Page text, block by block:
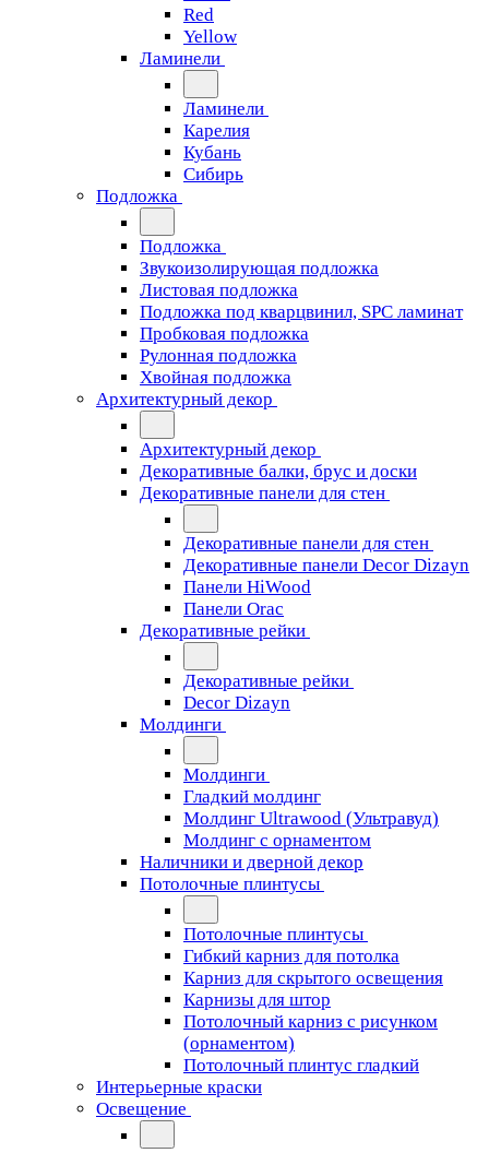
Red
Yellow
Ламинели
Ламинели
Карелия
Кубань
Сибирь
Подложка
Подложка
Звукоизолирующая подложка
Листовая подложка
Подложка под кварцвинил, SPC ламинат
Пробковая подложка
Рулонная подложка
Хвойная подложка
Архитектурный декор
Архитектурный декор
Декоративные балки, брус и доски
Декоративные панели для стен
Декоративные панели для стен
Декоративные панели Decor Dizayn
Панели HiWood
Панели Orac
Декоративные рейки
Декоративные рейки
Decor Dizayn
Молдинги
Молдинги
Гладкий молдинг
Молдинг Ultrawood (Ультравуд)
Молдинг с орнаментом
Наличники и дверной декор
Потолочные плинтусы
Потолочные плинтусы
Гибкий карниз для потолка
Карниз для скрытого освещения
Карнизы для штор
Потолочный карниз с рисунком
(орнаментом)
Потолочный плинтус гладкий
Интерьерные краски
Освещение